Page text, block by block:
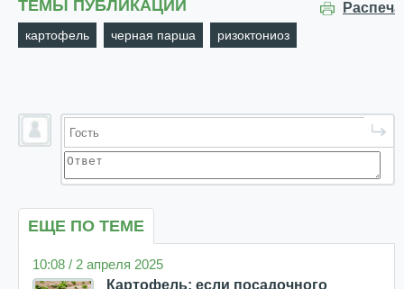
ТЕМЫ ПУБЛИКАЦИИ
картофель черная парша ризоктониоз
ЕЩЕ ПО ТЕМЕ
10:08 / 2 апреля 2025
Картофель: если посадочного